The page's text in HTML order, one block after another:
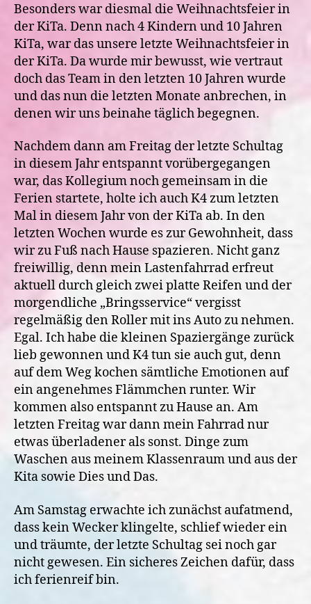
Besonders war diesmal die Weihnachtsfeier in
der KiTa. Denn nach 4 Kindern und 10 Jahren
KiTa, war das unsere letzte Weihnachtsfeier in
der KiTa. Da wurde mir bewusst, wie vertraut
doch das Team in den letzten 10 Jahren wurde
und das nun die letzten Monate anbrechen, in
denen wir uns beinahe täglich begegnen.
Nachdem dann am Freitag der letzte Schultag
in diesem Jahr entspannt vorübergegangen
war, das Kollegium noch gemeinsam in die
Ferien startete, holte ich auch K4 zum letzten
Mal in diesem Jahr von der KiTa ab. In den
letzten Wochen wurde es zur Gewohnheit, dass
wir zu Fuß nach Hause spazieren. Nicht ganz
freiwillig, denn mein Lastenfahrrad erfreut
aktuell durch gleich zwei platte Reifen und der
morgendliche „Bringsservice“ vergisst
regelmäßig den Roller mit ins Auto zu nehmen.
Egal. Ich habe die kleinen Spaziergänge zurück
lieb gewonnen und K4 tun sie auch gut, denn
auf dem Weg kochen sämtliche Emotionen auf
ein angenehmes Flämmchen runter. Wir
kommen also entspannt zu Hause an. Am
letzten Freitag war dann mein Fahrrad nur
etwas überladener als sonst. Dinge zum
Waschen aus meinem Klassenraum und aus der
Kita sowie Dies und Das.
Am Samstag erwachte ich zunächst aufatmend,
dass kein Wecker klingelte, schlief wieder ein
und träumte, der letzte Schultag sei noch gar
nicht gewesen. Ein sicheres Zeichen dafür, dass
ich ferienreif bin.